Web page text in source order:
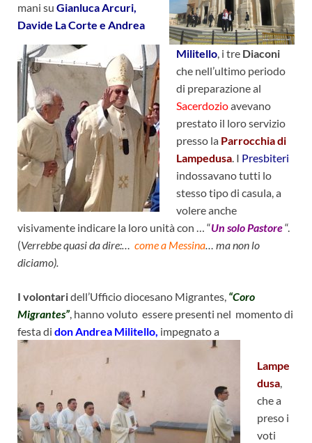
mani su Gianluca Arcuri,
Davide La Corte e Andrea
Militello, i tre Diaconi
che nell’ultimo periodo
di preparazione al
Sacerdozioavevano
prestato il loro servizio
presso la Parrocchia di
Lampedusa. I Presbiteri
indossavano tutti lo
stesso tipo di casula, a
volere anche
visivamente indicare la loro unità con … “Un solo Pastore“.
(Verrebbe quasi da dire:… come a Messina… ma non lo
diciamo).
I volontaridell’Ufficio diocesano Migrantes, “Coro
Migrantes”, hanno voluto essere presenti nel momento di
festa di don Andrea Militello, impegnato a
Lampe
dusa,
che a
preso i
voti